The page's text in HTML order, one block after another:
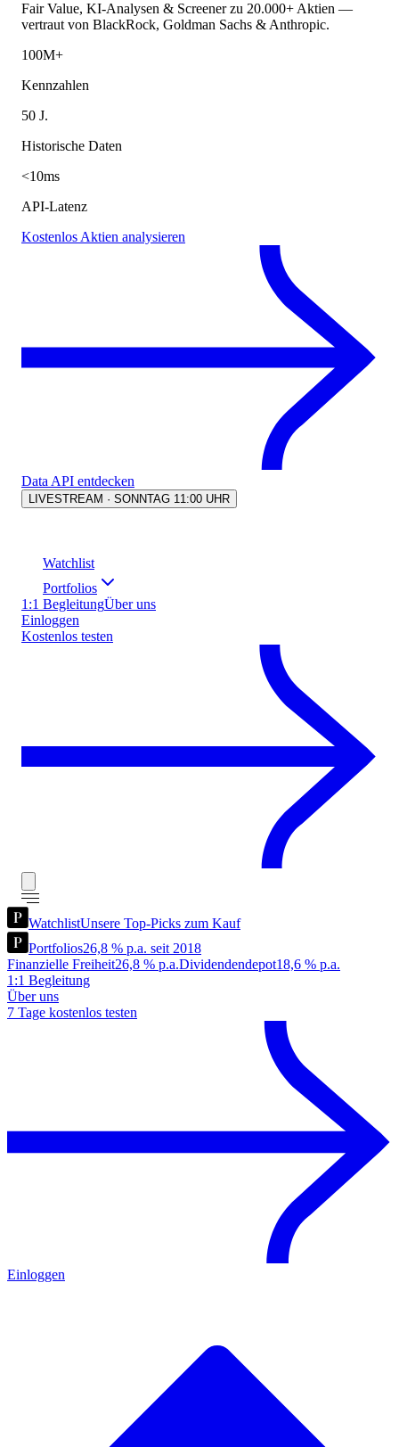
Fair Value, KI-Analysen & Screener zu 20.000+ Aktien —
vertraut von BlackRock, Goldman Sachs & Anthropic.
100M+
Kennzahlen
50 J.
Historische Daten
<10ms
API-Latenz
Kostenlos Aktien analysieren
Data API entdecken
LIVESTREAM · SONNTAG 11:00 UHR
Watchlist
Portfolios
1:1 BegleitungÜber uns
Einloggen
Kostenlos testen
WatchlistUnsere Top-Picks zum Kauf
Portfolios26,8 % p.a. seit 2018
Finanzielle Freiheit26,8 % p.a.Dividendendepot18,6 % p.a.
1:1 Begleitung
Über uns
7 Tage kostenlos testen
Einloggen